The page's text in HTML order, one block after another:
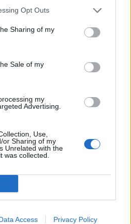
Opt Outs
Sharing of my
Sale of my
my
Advertising.
Use,
or Sharing of my
Unrelated with the
was collected.
Access Privacy Policy
delega
esecutivo
del
(Prc): «Più
Scanio:
dal cda,